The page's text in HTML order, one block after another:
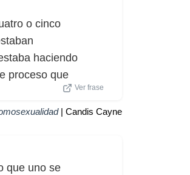
o cinco
haciendo
proceso que
Ver frase
| Candis Cayne
que uno se